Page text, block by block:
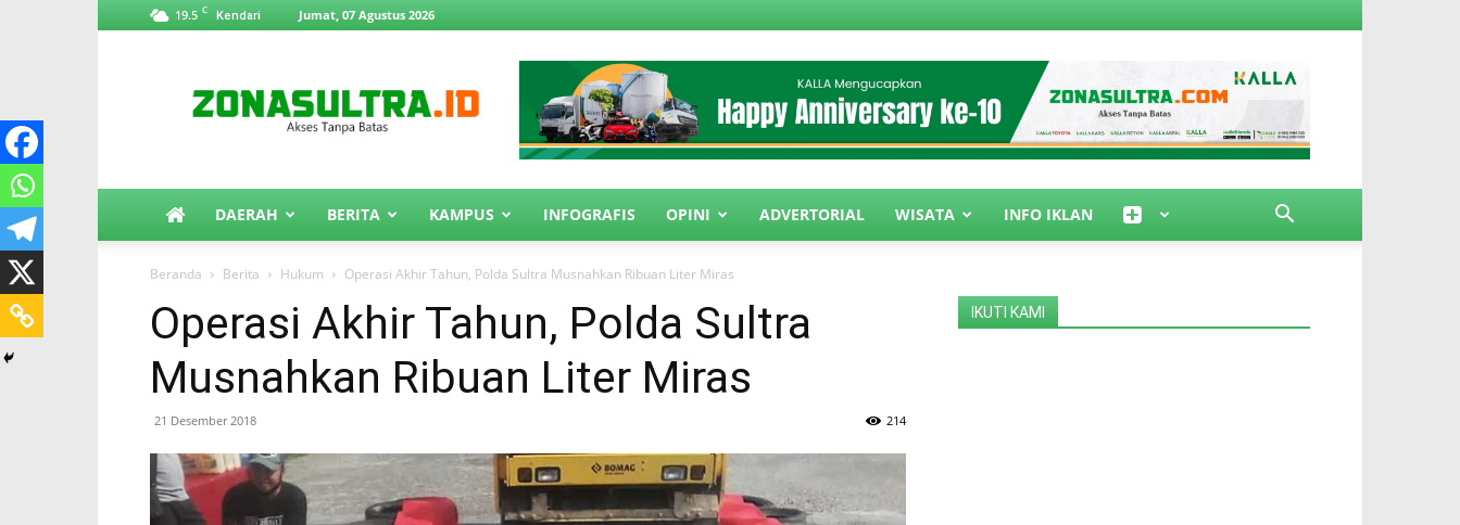
19.5 C Kendari Jumat, 07 Agustus 2026
DAERAH BERITA KAMPUS INFOGRAFIS OPINI ADVERTORIAL WISATA INFO IKLAN
Beranda Berita Hukum Operasi Akhir Tahun, Polda Sultra Musnahkan Ribuan Liter Miras
Operasi Akhir Tahun, Polda Sultra
Musnahkan Ribuan Liter Miras
21 Desember 2018 214
IKUTI KAMI